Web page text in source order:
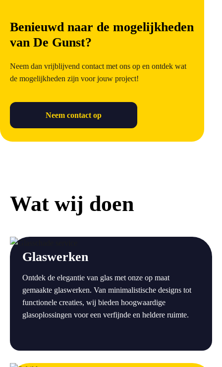
Benieuwd naar de mogelijkheden
van De Gunst?
Neem dan vrijblijvend contact met ons op en ontdek wat
de mogelijkheden zijn voor jouw project!
Neem contact op
Wat wij doen
Glaswerken
Ontdek de elegantie van glas met onze op maat
gemaakte glaswerken. Van minimalistische designs tot
functionele creaties, wij bieden hoogwaardige
glasoplossingen voor een verfijnde en heldere ruimte.
a